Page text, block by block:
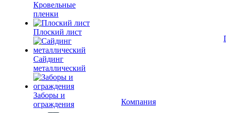
Кровельные
пленки
Плоский лист
Сайдинг
металлический
Заборы и
ограждения
Компания